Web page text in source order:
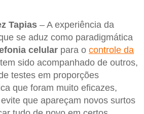
Tapias – A experiência da
se aduz como paradigmática
celular para o controle da
sido acompanhado de outros,
testes em proporções
que foram muito eficazes,
que apareçam novos surtos